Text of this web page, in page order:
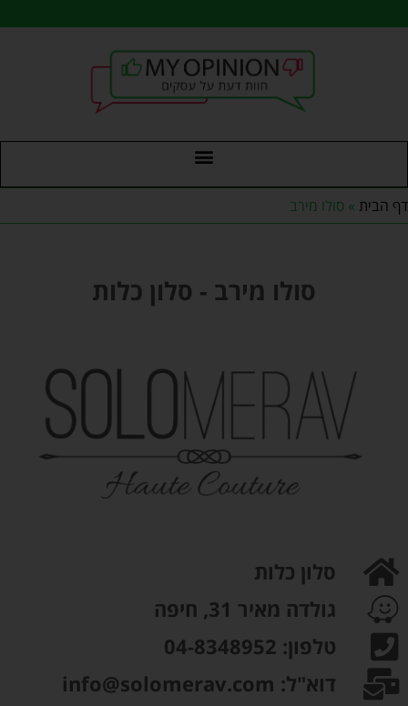
דף הבית » סולו מירב
סולו מירב - סלון כלות
סלון כלות
גולדה מאיר 31, חיפה
טלפון: 04-8348952
דוא"ל: info@solomerav.com